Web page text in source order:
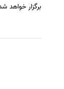
برگزار خواهد